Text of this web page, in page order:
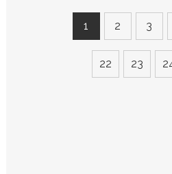
1 2 3
22 23